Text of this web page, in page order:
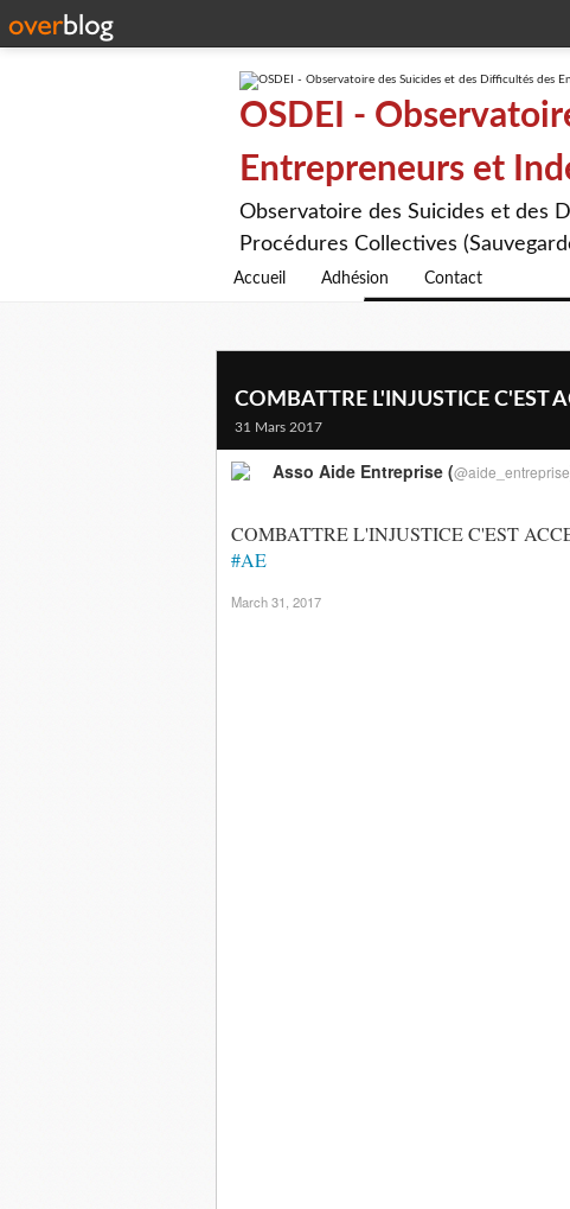
OSDEI -
Entrepreneurs et
Observatoire des Suicides et des
Procédures Collectives
Accueil Adhésion Contact
COMBATTRE L'INJUSTICE C'EST
31 Mars 2017
COMBATTRE L'INJUSTICE C'EST
#AE
Asso Aide Entreprise (@aide_entreprise
March 31, 2017